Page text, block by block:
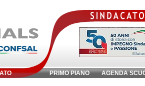
PRIMO PIANO AGENDA